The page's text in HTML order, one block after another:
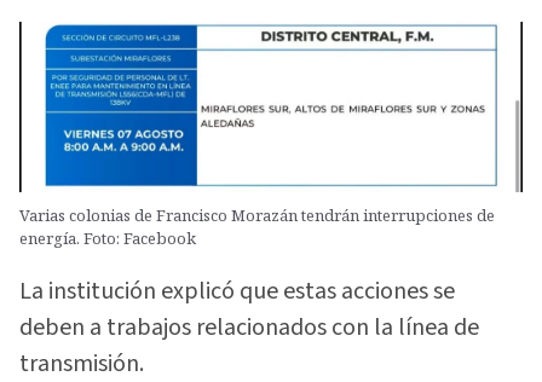
Varias colonias de Francisco Morazán tendrán interrupciones de
energía. Foto: Facebook
La institución explicó que estas acciones se
deben a trabajos relacionados con la línea de
transmisión.